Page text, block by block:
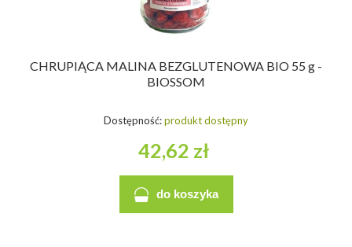
CHRUPIĄCA MALINA BEZGLUTENOWA BIO 55 g -
BIOSSOM
Dostępność:produkt dostępny
42,62 zł
do koszyka